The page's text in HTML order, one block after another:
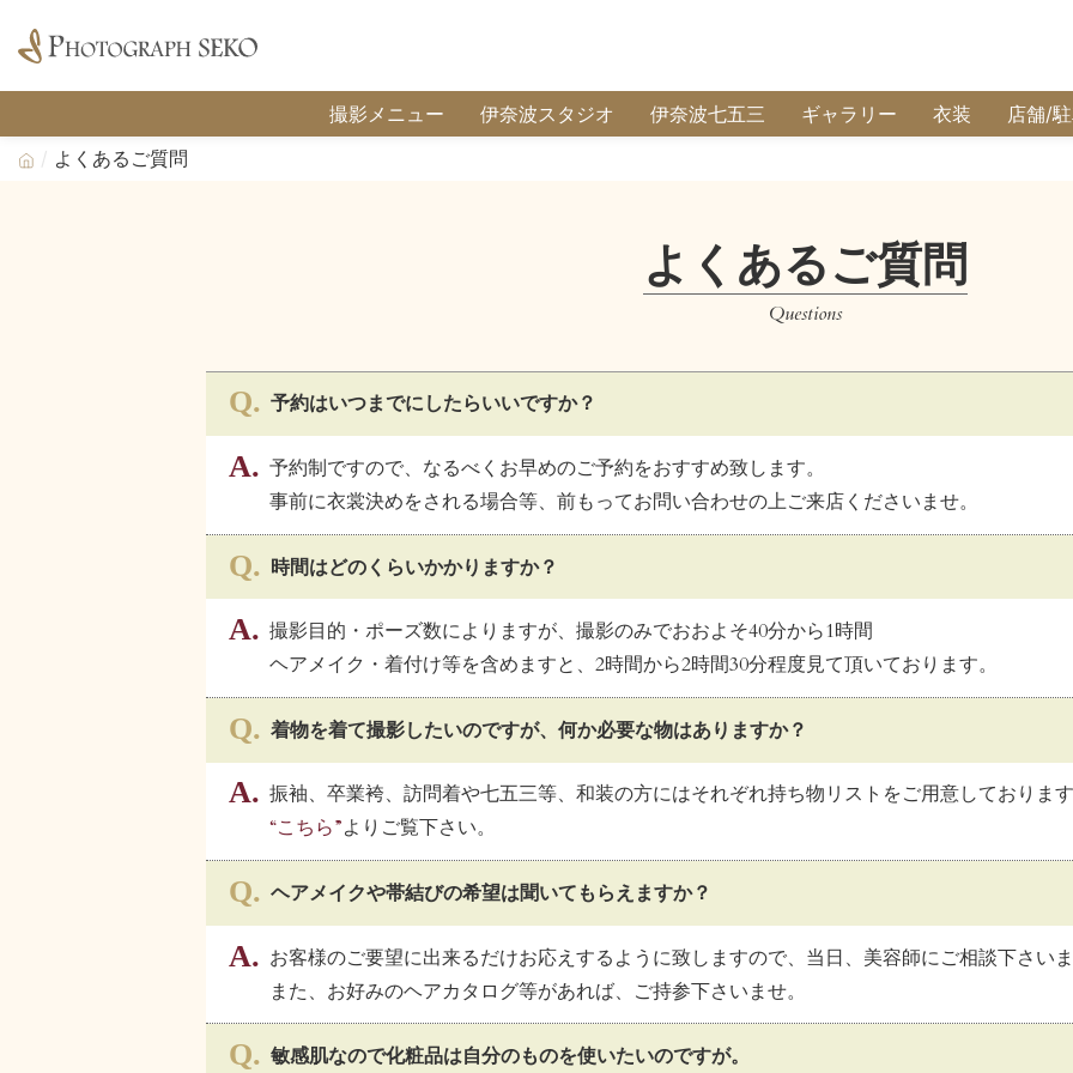
撮影メニュー 伊奈波スタジオ 伊奈波七五三 ギャラリー 衣装 店舗/
よくあるご質問
よくあるご質問
Questions
予約はいつまでにしたらいいですか？
予約制ですので、なるべくお早めのご予約をおすすめ致します。
事前に衣裳決めをされる場合等、前もってお問い合わせの上ご来店くださいませ。
時間はどのくらいかかりますか？
撮影目的・ポーズ数によりますが、撮影のみでおおよそ40分から1時間
ヘアメイク・着付け等を含めますと、2時間から2時間30分程度見て頂いております。
着物を着て撮影したいのですが、何か必要な物はありますか？
振袖、卒業袴、訪問着や七五三等、和装の方にはそれぞれ持ち物リストをご用意しております
“こちら”よりご覧下さい。
ヘアメイクや帯結びの希望は聞いてもらえますか？
お客様のご要望に出来るだけお応えするように致しますので、当日、美容師にご相談下さいま
また、お好みのヘアカタログ等があれば、ご持参下さいませ。
敏感肌なので化粧品は自分のものを使いたいのですが。